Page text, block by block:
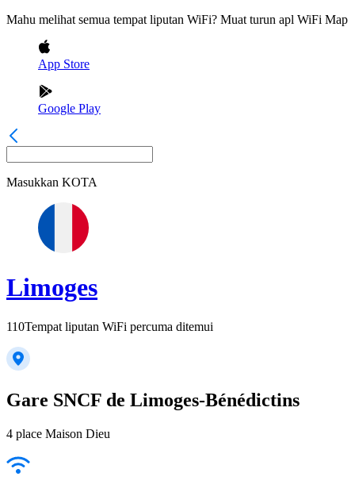
Mahu melihat semua tempat liputan WiFi? Muat turun apl WiFi Map
App Store
Google Play
Masukkan KOTA
Limoges
110Tempat liputan WiFi percuma ditemui
Gare SNCF de Limoges-Bénédictins
4 place Maison Dieu